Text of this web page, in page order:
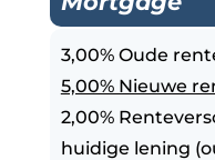
3,00% Oude
5,00% Nieuwe
2,00%
huidige lening